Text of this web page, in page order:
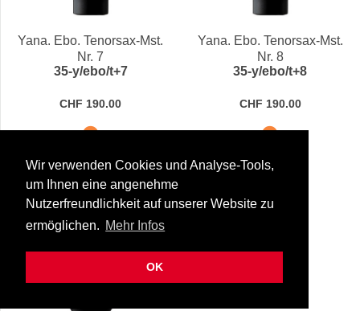
Wir verwenden Cookies und Analyse-Tools,
um Ihnen eine angenehme
Nutzerfreundlichkeit auf unserer Website zu
ermöglichen. Mehr Infos
OK
Yana. Ebo. Tenorsax-Mst.
Nr. 7
35-y/ebo/t+7
CHF 190.00
Yana. Ebo. Tenorsax-Mst.
Nr. 8
35-y/ebo/t+8
CHF 190.00